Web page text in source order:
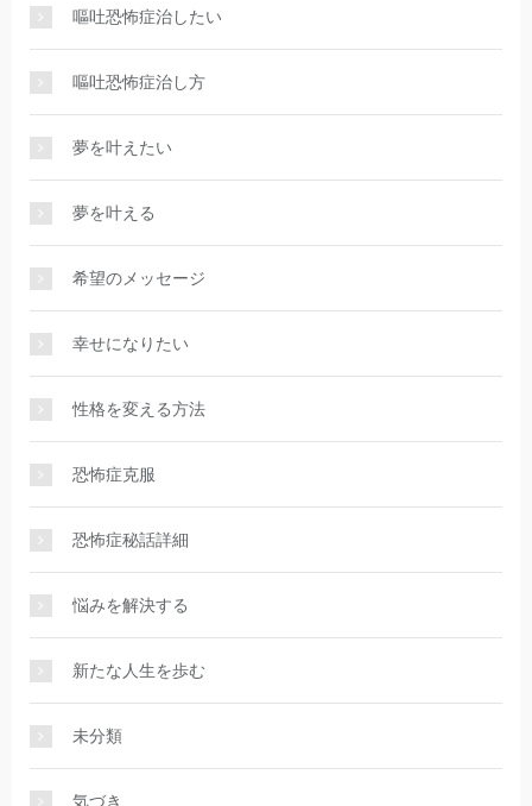
嘔吐恐怖症治したい
嘔吐恐怖症治し方
夢を叶えたい
夢を叶える
希望のメッセージ
幸せになりたい
性格を変える方法
恐怖症克服
恐怖症秘話詳細
悩みを解決する
新たな人生を歩む
未分類
気づき